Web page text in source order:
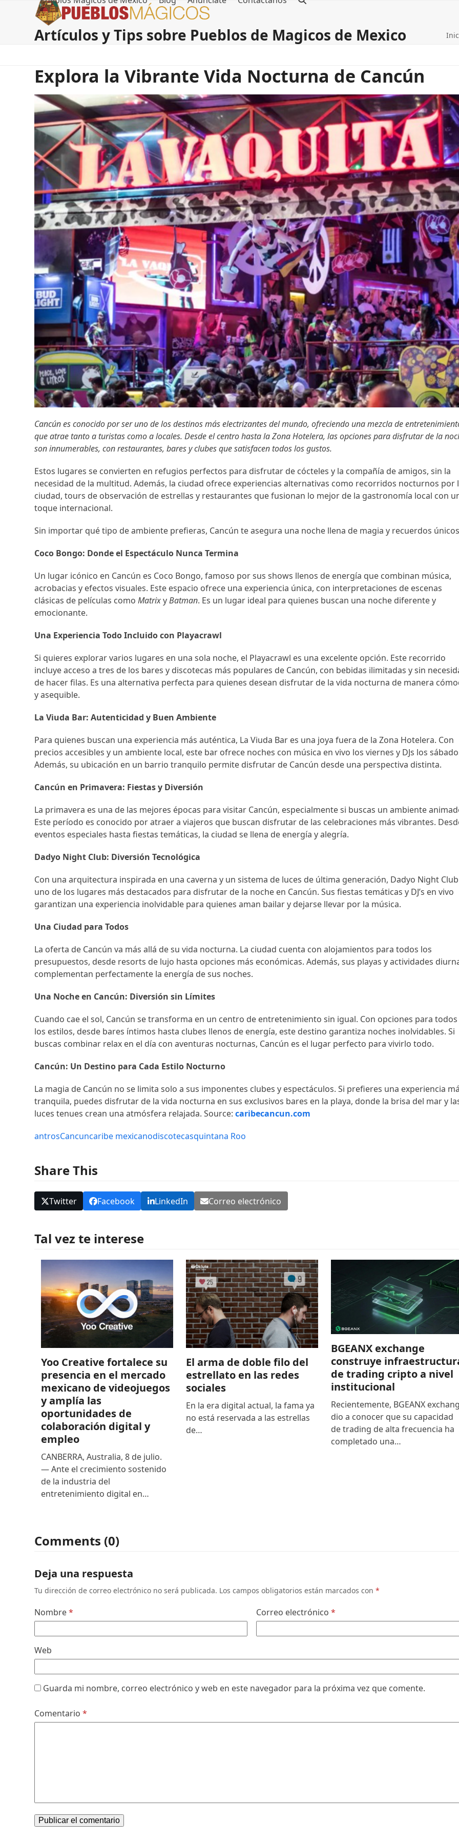
Artículos y Tips sobre Pueblos de Magicos de Mexico
Explora la Vibrante Vida Nocturna de Cancún
Cancún es conocido por ser uno de los destinos más electrizantes del mundo, ofreciendo una mezcla de
que atrae tanto a turistas como a locales. Desde el centro hasta la Zona Hotelera, las opciones para disfrutar de la
son innumerables, con restaurantes, bares y clubes que satisfacen todos los gustos.
Estos lugares se convierten en refugios perfectos para disfrutar de cócteles y la compañía de amigos, sin la
necesidad de la multitud. Además, la ciudad ofrece experiencias alternativas como recorridos nocturnos por
ciudad, tours de observación de estrellas y restaurantes que fusionan lo mejor de la gastronomía local con
toque internacional.
Sin importar qué tipo de ambiente prefieras, Cancún te asegura una noche llena de magia y recuerdos
Coco Bongo: Donde el Espectáculo Nunca Termina
Un lugar icónico en Cancún es Coco Bongo, famoso por sus shows llenos de energía que combinan música,
acrobacias y efectos visuales. Este espacio ofrece una experiencia única, con interpretaciones de escenas
clásicas de películas comoMatrixyBatman. Es un lugar ideal para quienes buscan una noche diferente y
emocionante.
Una Experiencia Todo Incluido con Playacrawl
Si quieres explorar varios lugares en una sola noche, el Playacrawl es una excelente opción. Este recorrido
incluye acceso a tres de los bares y discotecas más populares de Cancún, con bebidas ilimitadas y sin
de hacer filas. Es una alternativa perfecta para quienes desean disfrutar de la vida nocturna de manera
y asequible.
La Viuda Bar: Autenticidad y Buen Ambiente
Para quienes buscan una experiencia más auténtica, La Viuda Bar es una joya fuera de la Zona Hotelera. Con
precios accesibles y un ambiente local, este bar ofrece noches con música en vivo los viernes y DJs los
Además, su ubicación en un barrio tranquilo permite disfrutar de Cancún desde una perspectiva distinta.
Cancún en Primavera: Fiestas y Diversión
La primavera es una de las mejores épocas para visitar Cancún, especialmente si buscas un ambiente
Este período es conocido por atraer a viajeros que buscan disfrutar de las celebraciones más vibrantes.
eventos especiales hasta fiestas temáticas, la ciudad se llena de energía y alegría.
Dadyo Night Club: Diversión Tecnológica
Con una arquitectura inspirada en una caverna y un sistema de luces de última generación, Dadyo Night
uno de los lugares más destacados para disfrutar de la noche en Cancún. Sus fiestas temáticas y DJ’s en vivo
garantizan una experiencia inolvidable para quienes aman bailar y dejarse llevar por la música.
Una Ciudad para Todos
La oferta de Cancún va más allá de su vida nocturna. La ciudad cuenta con alojamientos para todos los
presupuestos, desde resorts de lujo hasta opciones más económicas. Además, sus playas y actividades
complementan perfectamente la energía de sus noches.
Una Noche en Cancún: Diversión sin Límites
Cuando cae el sol, Cancún se transforma en un centro de entretenimiento sin igual. Con opciones para todos
los estilos, desde bares íntimos hasta clubes llenos de energía, este destino garantiza noches inolvidables. Si
buscas combinar relax en el día con aventuras nocturnas, Cancún es el lugar perfecto para vivirlo todo.
Cancún: Un Destino para Cada Estilo Nocturno
La magia de Cancún no se limita solo a sus imponentes clubes y espectáculos. Si prefieres una experiencia
tranquila, puedes disfrutar de la vida nocturna en sus exclusivos bares en la playa, donde la brisa del mar y
luces tenues crean una atmósfera relajada. Source:caribecancun.com
antrosCancuncaribe mexicanodiscotecasquintana Roo
Share This
Twitter Facebook LinkedIn Correo electrónico
Tal vez te interese
Yoo Creative fortalece su
presencia en el mercado
mexicano de videojuegos
y amplía las
oportunidades de
colaboración digital y
empleo
CANBERRA, Australia, 8 de julio.
— Ante el crecimiento sostenido
de la industria del
entretenimiento digital en…
El arma de doble filo del
estrellato en las redes
sociales
En la era digital actual, la fama ya
no está reservada a las estrellas
de…
BGEANX exchange
construye
de trading cripto a nivel
institucional
Recientemente, BGEANX
dio a conocer que su capacidad
de trading de alta frecuencia ha
completado una…
Comments (0)
Deja una respuesta
Tu dirección de correo electrónico no será publicada. Los campos obligatorios están marcados con*
Nombre* Correo electrónico*
Web
Guarda mi nombre, correo electrónico y web en este navegador para la próxima vez que comente.
Comentario*